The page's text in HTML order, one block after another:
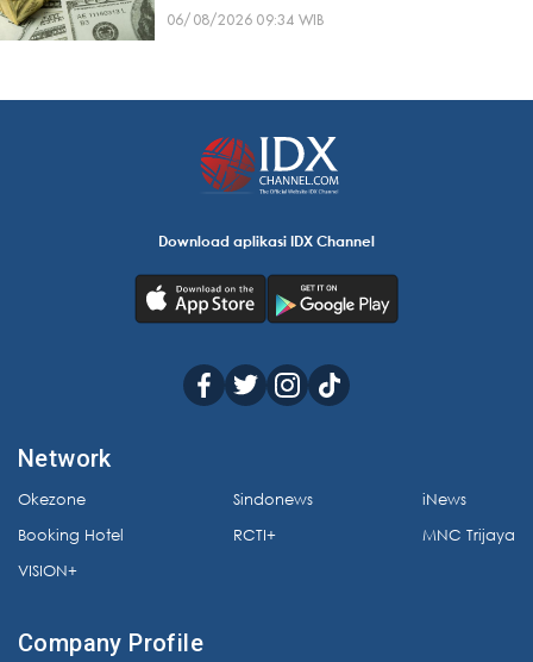
06/08/2026 09:34 WIB
Download aplikasi IDX Channel
Network
Okezone
Booking Hotel
VISION+
Sindonews
RCTI+
iNews
MNC Trijaya
Company Profile